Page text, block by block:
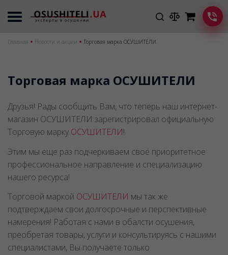
Главная Новости и акции Торговая марка ОСУШИТЕЛИ
Торговая марка ОСУШИТЕЛИ
Друзья! Рады сообщить Вам, что теперь наш интернет-
магазин ОСУШИТЕЛИ зарегистрировал официальную
Торговую марку ОСУШИТЕЛИ!
Этим мы еще раз подчеркиваем своё приоритетное
профессиональное направление и специализацию
нашего ресурса!
Торговой маркой ОСУШИТЕЛИ мы так же
подтверждаем свои долгосрочные и перспективные
намерения! Работая с нами в обалсти осушения,
преобретая товары, услуги и консультируясь с нашими
специалистами, Вы получаете только